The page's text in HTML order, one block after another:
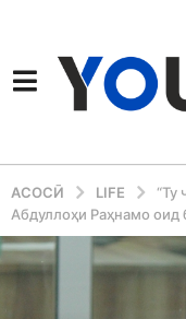
АСОСӢ LIFE
“Ту
Абдуллоҳи Раҳнамо оид